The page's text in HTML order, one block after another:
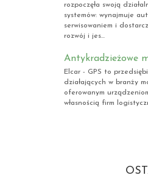
rozpoczęła swoją
systemów: wynajmuje
serwisowaniem i
rozwój i jes...
Antykradzieżowe
Elcar - GPS to
działających w branży
oferowanym
własnością firm